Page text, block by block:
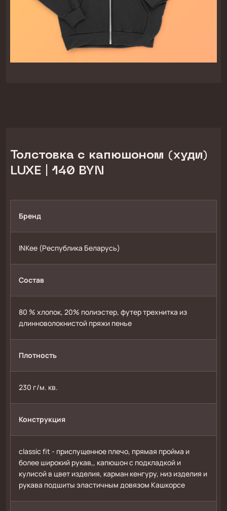
Толстовка с капюшоном (худи)
LUXE | 140 BYN
Бренд
INKee (Республика Беларусь)
Состав
80 % хлопок, 20% полиэстер, футер трехнитка из
длинноволокнистой пряжи пенье
Плотность
230 г/м. кв.
Конструкция
сlassic fit - приспущенное плечо, прямая пройма и
более широкий рукав,, капюшон с подкладкой и
кулисой в цвет изделия, карман кенгуру, низ изделия и
рукава подшиты эластичным довязом Кашкорсе